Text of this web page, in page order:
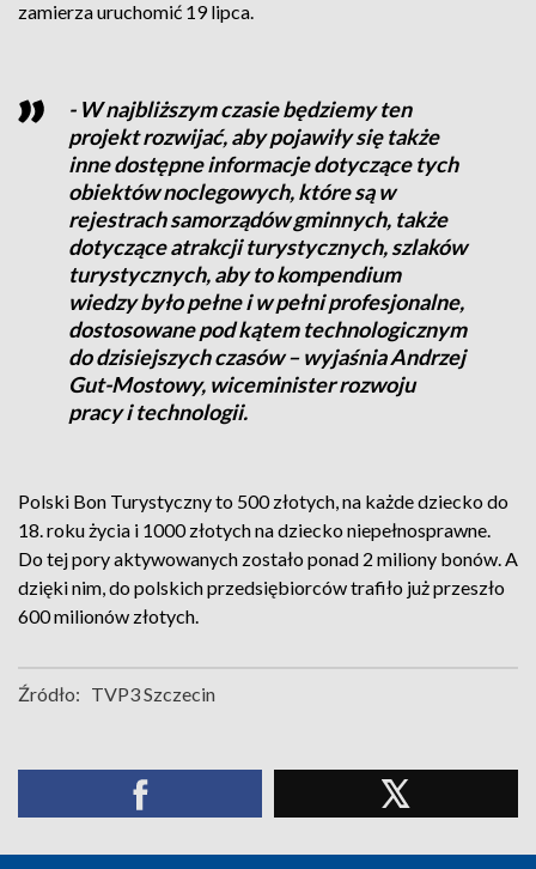
zamierza uruchomić 19 lipca.
- W najbliższym czasie będziemy ten
projekt rozwijać, aby pojawiły się także
inne dostępne informacje dotyczące tych
obiektów noclegowych, które są w
rejestrach samorządów gminnych, także
dotyczące atrakcji turystycznych, szlaków
turystycznych, aby to kompendium
wiedzy było pełne i w pełni profesjonalne,
dostosowane pod kątem technologicznym
do dzisiejszych czasów – wyjaśnia Andrzej
Gut-Mostowy, wiceminister rozwoju
pracy i technologii.
Polski Bon Turystyczny to 500 złotych, na każde dziecko do
18. roku życia i 1000 złotych na dziecko niepełnosprawne.
Do tej pory aktywowanych zostało ponad 2 miliony bonów. A
dzięki nim, do polskich przedsiębiorców trafiło już przeszło
600 milionów złotych.
Źródło: TVP3 Szczecin